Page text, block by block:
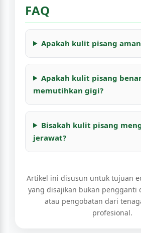
FAQ
Apakah kulit pisang
Apakah kulit pisang
memutihkan gigi?
Bisakah kulit pisang
jerawat?
Artikel ini disusun untuk tujuan
yang disajikan bukan pengganti
atau pengobatan dari
profesional.